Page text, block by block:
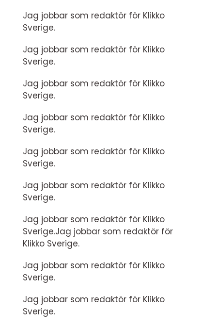
Jag jobbar som redaktör för Klikko
Sverige.
Jag jobbar som redaktör för Klikko
Sverige.
Jag jobbar som redaktör för Klikko
Sverige.
Jag jobbar som redaktör för Klikko
Sverige.
Jag jobbar som redaktör för Klikko
Sverige.
Jag jobbar som redaktör för Klikko
Sverige.
Jag jobbar som redaktör för Klikko
Sverige.Jag jobbar som redaktör för
Klikko Sverige.
Jag jobbar som redaktör för Klikko
Sverige.
Jag jobbar som redaktör för Klikko
Sverige.